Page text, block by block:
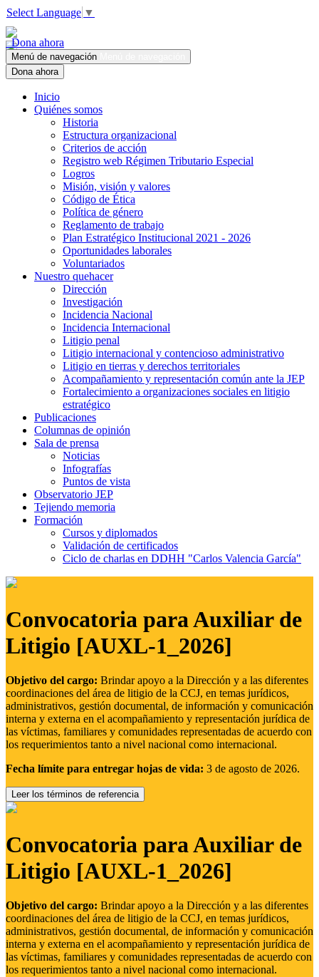
Select Language ▼
Dona ahora
Menú de navegación
Dona ahora
Inicio
Quiénes somos
Historia
Estructura organizacional
Criterios de acción
Registro web Régimen Tributario Especial
Logros
Misión, visión y valores
Código de Ética
Política de género
Reglamento de trabajo
Plan Estratégico Institucional 2021 - 2026
Oportunidades laborales
Voluntariados
Nuestro quehacer
Dirección
Investigación
Incidencia Nacional
Incidencia Internacional
Litigio penal
Litigio internacional y contencioso administrativo
Litigio en tierras y derechos territoriales
Acompañamiento y representación común ante la JEP
Fortalecimiento a organizaciones sociales en litigio
estratégico
Publicaciones
Columnas de opinión
Sala de prensa
Noticias
Infografías
Puntos de vista
Observatorio JEP
Tejiendo memoria
Formación
Cursos y diplomados
Validación de certificados
Ciclo de charlas en DDHH "Carlos Valencia García"
Convocatoria para Auxiliar de
Litigio [AUXL-1_2026]
Objetivo del cargo: Brindar apoyo a la Dirección y a las diferentes
coordinaciones del área de litigio de la CCJ, en temas jurídicos,
administrativos, gestión documental, de información y comunicación
interna y externa en el acompañamiento y representación jurídica de
las víctimas, familiares y comunidades representadas de acuerdo con
los requerimientos tanto a nivel nacional como internacional.
Fecha límite para entregar hojas de vida: 3 de agosto de 2026.
Leer los términos de referencia
Convocatoria para Auxiliar de
Litigio [AUXL-1_2026]
Objetivo del cargo: Brindar apoyo a la Dirección y a las diferentes
coordinaciones del área de litigio de la CCJ, en temas jurídicos,
administrativos, gestión documental, de información y comunicación
interna y externa en el acompañamiento y representación jurídica de
las víctimas, familiares y comunidades representadas de acuerdo con
los requerimientos tanto a nivel nacional como internacional.